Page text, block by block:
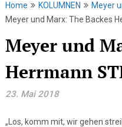
Home KOLUMNEN
Meyer
Meyer und Marx: The Backes
Meyer und
Herrmann
23. Mai 2018
„Los, komm mit, wir gehen